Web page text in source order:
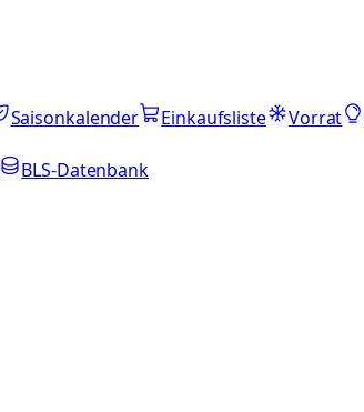
Saisonkalender Einkaufsliste Vorrat
BLS-Datenbank